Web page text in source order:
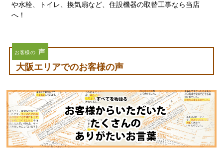
や水栓、トイレ、換気扇など、住設機器の取替工事なら当店
へ！
お客様の 声
大阪エリアでのお客様の声